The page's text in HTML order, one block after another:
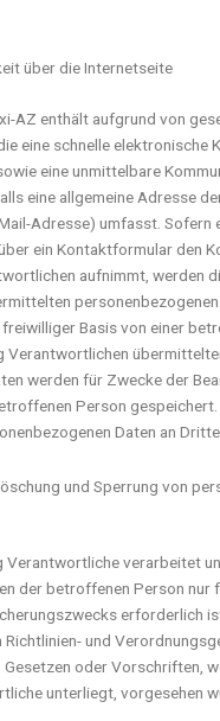
über die Internetseite
AZ enthält aufgrund von
eine schnelle elektronische
eine unmittelbare
eine allgemeine Adresse
Adresse) umfasst. Sofern
ein Kontaktformular den
aufnimmt, werden
Basis von einer
Verantwortlichen
werden für Zwecke der
Person
Daten an Dritte.
und Sperrung von
Verantwortliche verarbeitet
der betroffenen Person nur
erforderlich
und
Gesetzen oder Vorschriften,
unterliegt, vorgesehen